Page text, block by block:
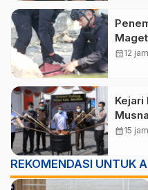
Dunia
calendar_month12
Kejari
calendar_month15
REKOMENDASI UNTUK